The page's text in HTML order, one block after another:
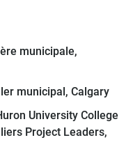
municipale,
municipal, Calgary
University College
Project Leaders,